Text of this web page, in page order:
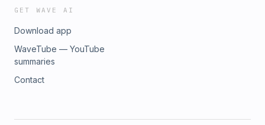
GET WAVE AI
Download app
WaveTube — YouTube
summaries
Contact